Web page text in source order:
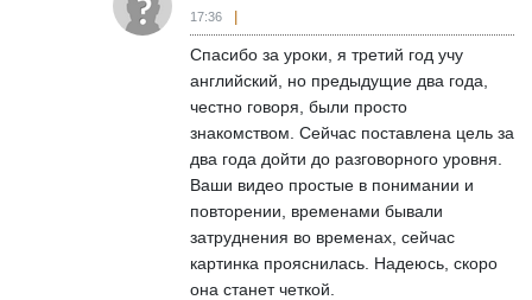
17:36
Спасибо за уроки, я третий год учу
английский, но предыдущие два года,
честно говоря, были просто
знакомством. Сейчас поставлена цель за
два года дойти до разговорного уровня.
Ваши видео простые в понимании и
повторении, временами бывали
затруднения во временах, сейчас
картинка прояснилась. Надеюсь, скоро
она станет четкой.